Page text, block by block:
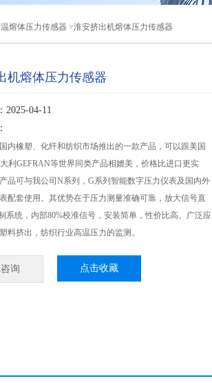
熔体压力传感器 >淮安挤出机熔体压力传感器
机熔体压力传感器
2025-04-11
内橡塑、化纤和纺织市场推出的一款产品，可以跟美国
利GEFRAN等世界同类产品相媲美，价格比进口更实
品可与我公司N系列，G系列智能数字压力仪表及国内外
配套使用。其优势在于压力测量准确可靠，放大信号直
系统，内部80%校准信号，安装简单，性价比高。广泛应
料挤出，纺织行业高温压力的监测。
询 点击收藏